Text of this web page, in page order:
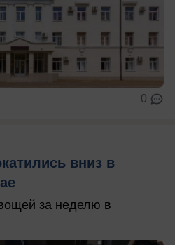
0
вниз в
за неделю в